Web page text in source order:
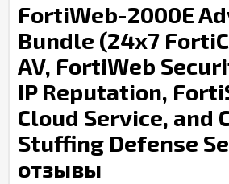
FortiWeb-2000E
Bundle (24x7
AV, FortiWeb
IP Reputation,
Cloud Service, and
Stuffing Defense
отзывы